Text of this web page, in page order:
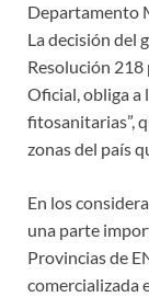
Departamento
La decisión del
Resolución 218
Oficial, obliga a
fitosanitarias”,
zonas del país
En los
una parte
Provincias de
comercializada